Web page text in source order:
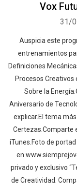
Vox
31/
Auspicia este
entrenamientos
Definiciones
Procesos Creativos
Sobre la
Aniversario de
explicar.El tema
Certezas.Comparte
iTunes.Foto de
en
privado y exclusivo
de Creatividad.